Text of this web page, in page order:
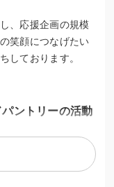
、応援企画の規模
笑顔につなげたい
しております。
ントリーの活動
。ご不要になった